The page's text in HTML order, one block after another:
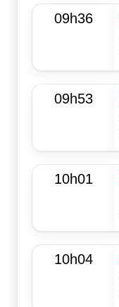
09h36
09h53
10h01
10h04